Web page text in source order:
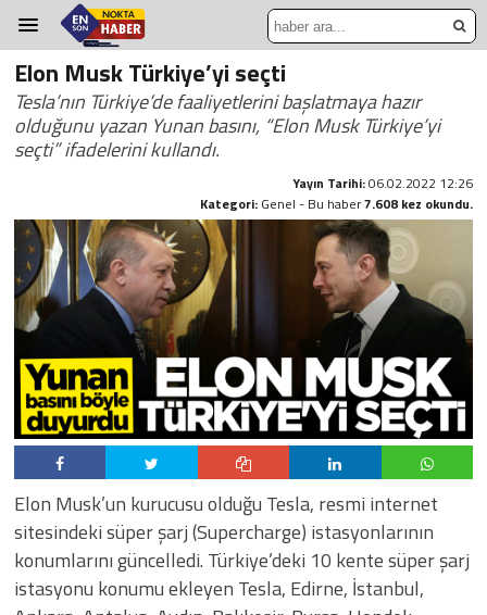
Elon Musk Türkiye’yi seçti
Tesla’nın Türkiye’de faaliyetlerini başlatmaya hazır
olduğunu yazan Yunan basını, “Elon Musk Türkiye’yi
seçti” ifadelerini kullandı.
Yayın Tarihi:06.02.2022 12:26
Kategori: Genel - Bu haber7.608 kez okundu.
Elon Musk’un kurucusu olduğu Tesla, resmi internet
sitesindeki süper şarj (Supercharge) istasyonlarının
konumlarını güncelledi. Türkiye’deki 10 kente süper şarj
istasyonu konumu ekleyen Tesla, Edirne, İstanbul,